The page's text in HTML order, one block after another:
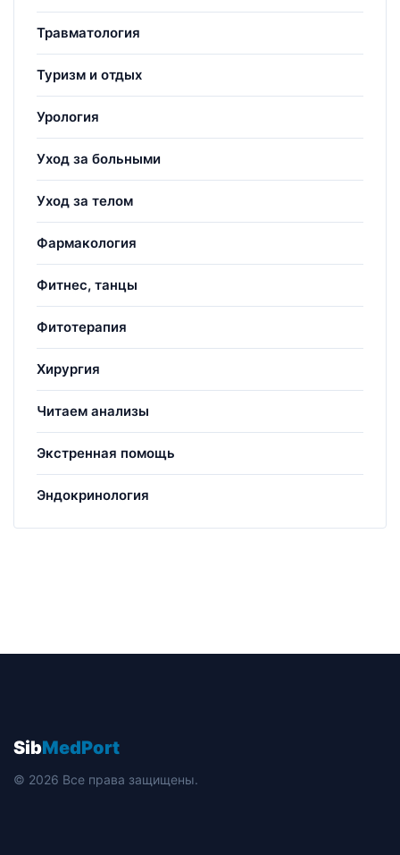
Травматология
Туризм и отдых
Урология
Уход за больными
Уход за телом
Фармакология
Фитнес, танцы
Фитотерапия
Хирургия
Читаем анализы
Экстренная помощь
Эндокринология
SibMedPort
© 2026 Все права защищены.